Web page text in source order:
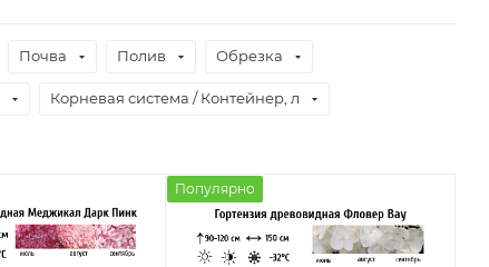
Почва Полив Обрезка
Корневая система / Контейнер, л
Популярно